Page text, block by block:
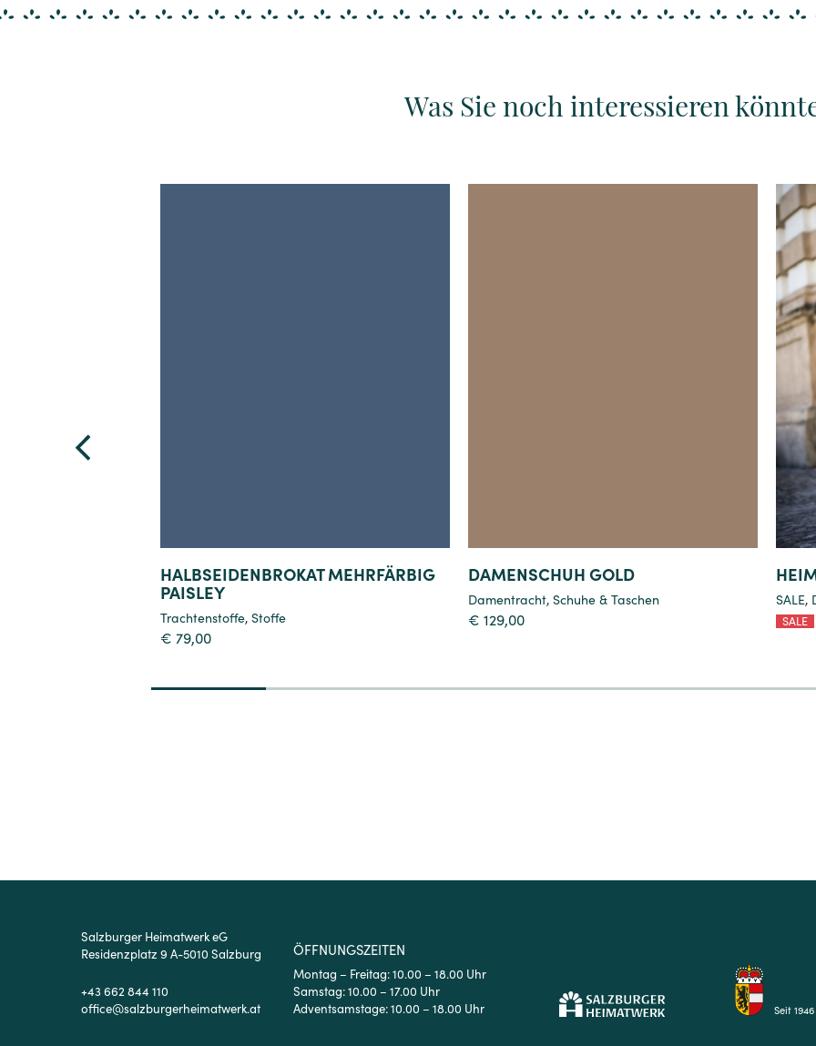
Was Sie noch interessieren
HALBSEIDENBROKAT MEHRFÄRBIG
PAISLEY
Trachtenstoffe, Stoffe
€ 79,00
DAMENSCHUH GOLD
Damentracht, Schuhe & Taschen
€ 129,00
SALE,
Salzburger Heimatwerk eG
Residenzplatz 9 A-5010 Salzburg
+43 662 844 110
office@salzburgerheimatwerk.at
ÖFFNUNGSZEITEN
Montag – Freitag: 10.00 – 18.00 Uhr
Samstag: 10.00 – 17.00 Uhr
Adventsamstage: 10.00 – 18.00 Uhr
Seit